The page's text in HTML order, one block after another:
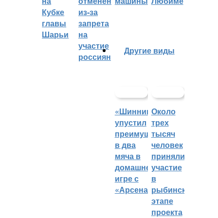
Кубке
главы
Шарьи
из-за
запрета
на
участие
россиян
Другие виды
«Шинник»
упустил
преимущество
в два
мяча в
домашней
игре с
«Арсеналом»
Около
трех
тысяч
человек
приняли
участие
в
рыбинском
этапе
проекта